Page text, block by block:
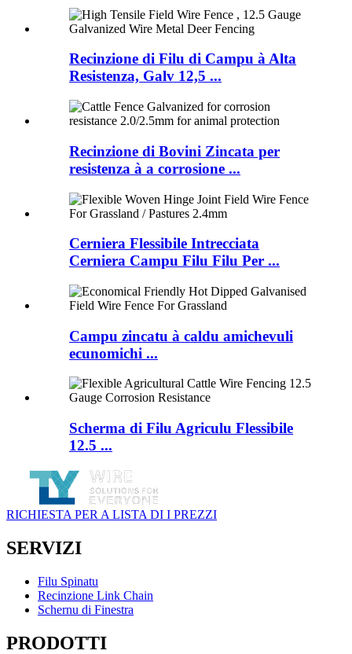
Recinzione di Filu di Campu à Alta
Resistenza, Galv 12,5 ...
Recinzione di Bovini Zincata per
resistenza à a corrosione ...
Cerniera Flessibile Intrecciata
Cerniera Campu Filu Filu Per ...
Campu zincatu à caldu amichevuli
ecunomichi ...
Scherma di Filu Agriculu Flessibile
12.5 ...
RICHIESTA PER A LISTA DI I PREZZI
SERVIZI
Filu Spinatu
Recinzione Link Chain
Schernu di Finestra
PRODOTTI